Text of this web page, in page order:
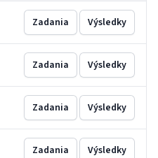
Zadania Výsledky
Zadania Výsledky
Zadania Výsledky
Zadania Výsledky